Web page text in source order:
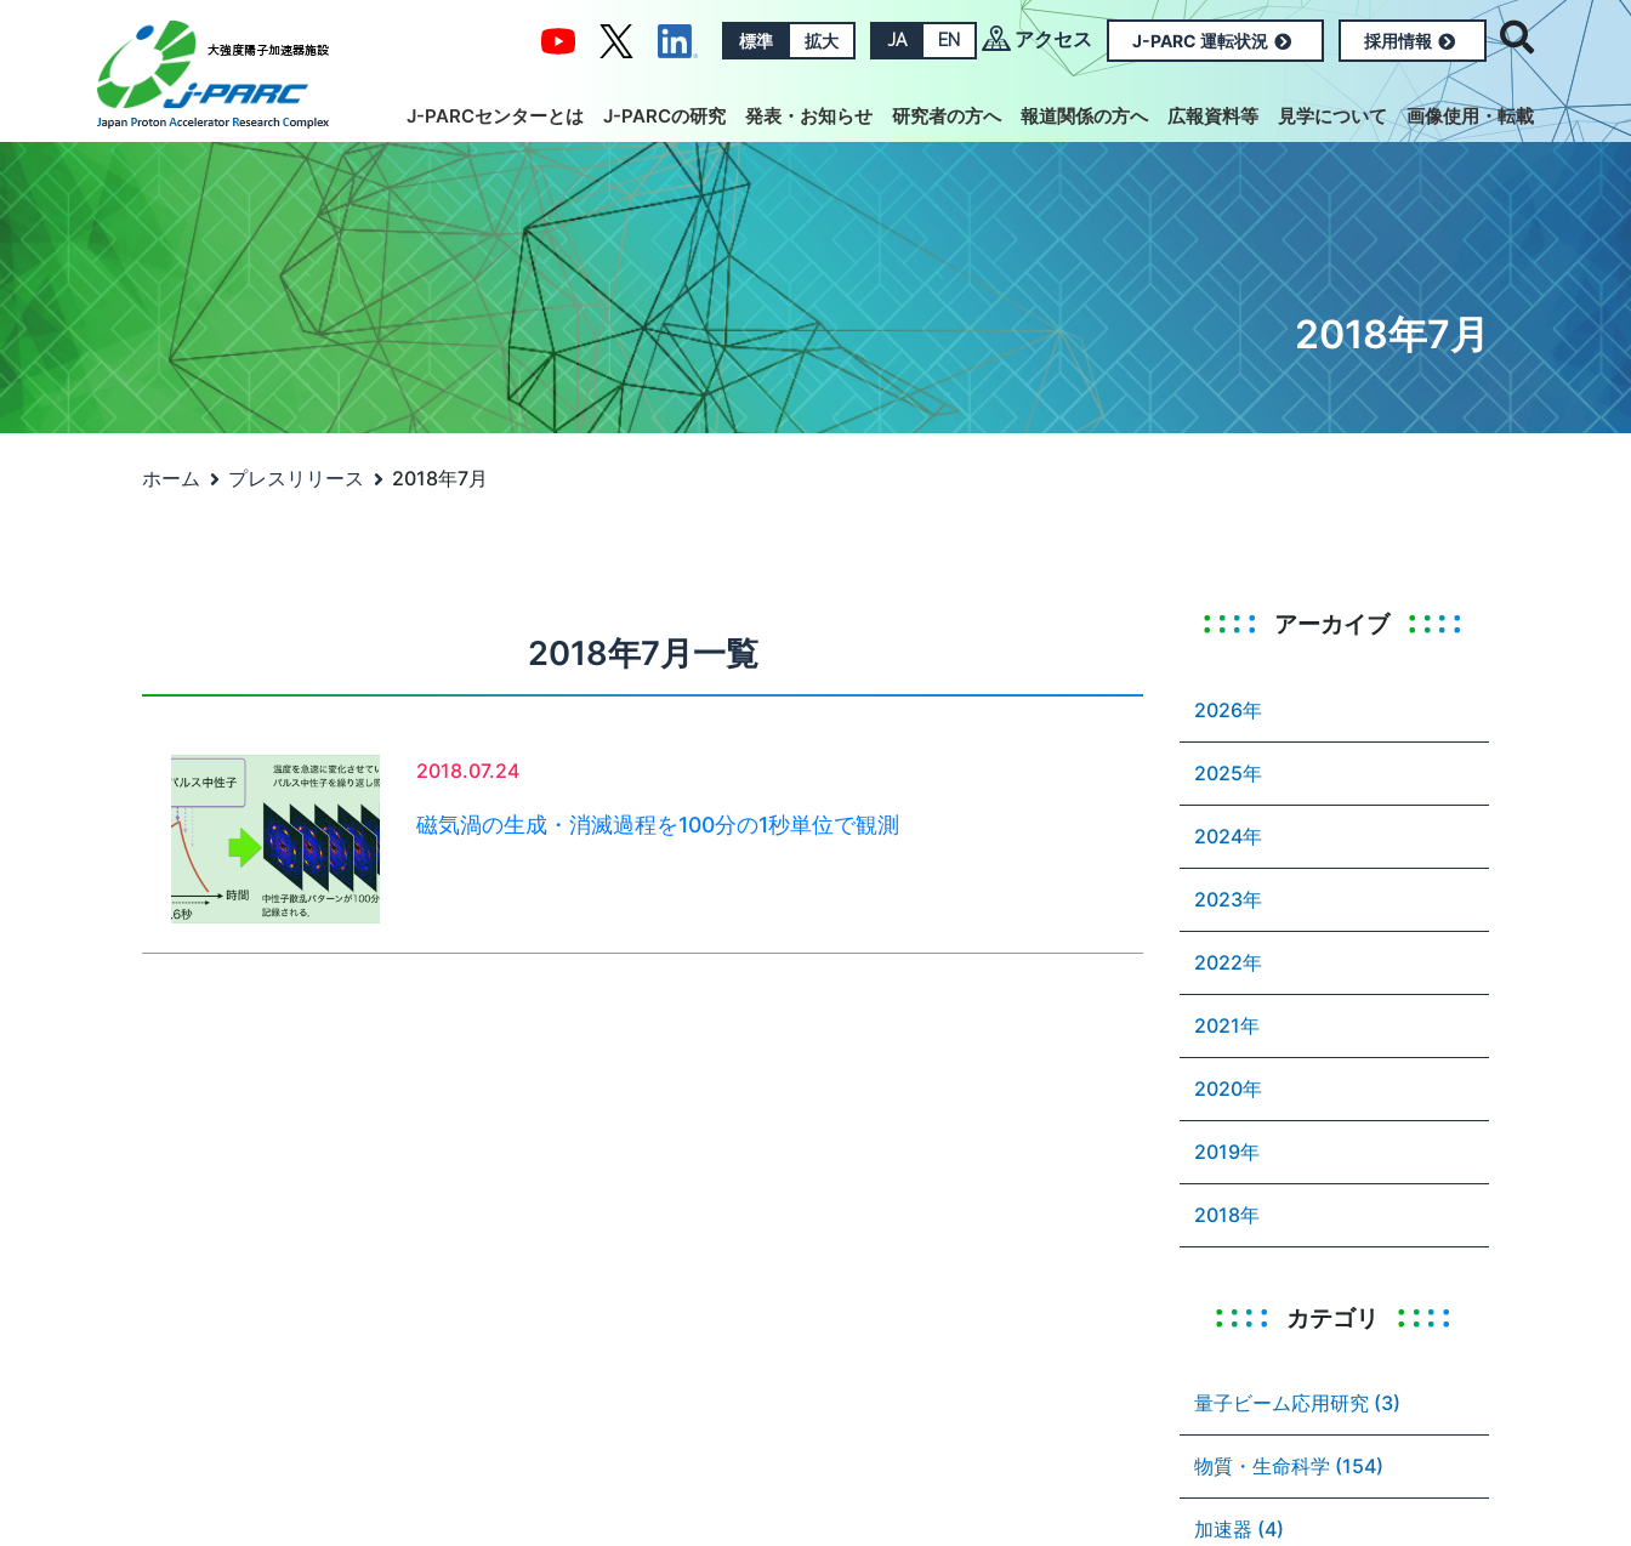
標準 拡大 JA EN アクセス J-PARC 運転状況 採用情報
J-PARCセンターとは J-PARCの研究 発表・お知らせ 研究者の方へ 報道関係の方へ 広報資料等 見学について 画像使用・転載
2018年7月
ホーム プレスリリース 2018年7月
2018年7月一覧
2018.07.24
磁気渦の生成・消滅過程を100分の1秒単位で観測
アーカイブ
2026年
2025年
2024年
2023年
2022年
2021年
2020年
2019年
2018年
カテゴリ
量子ビーム応用研究 (3)
物質・生命科学 (154)
加速器 (4)